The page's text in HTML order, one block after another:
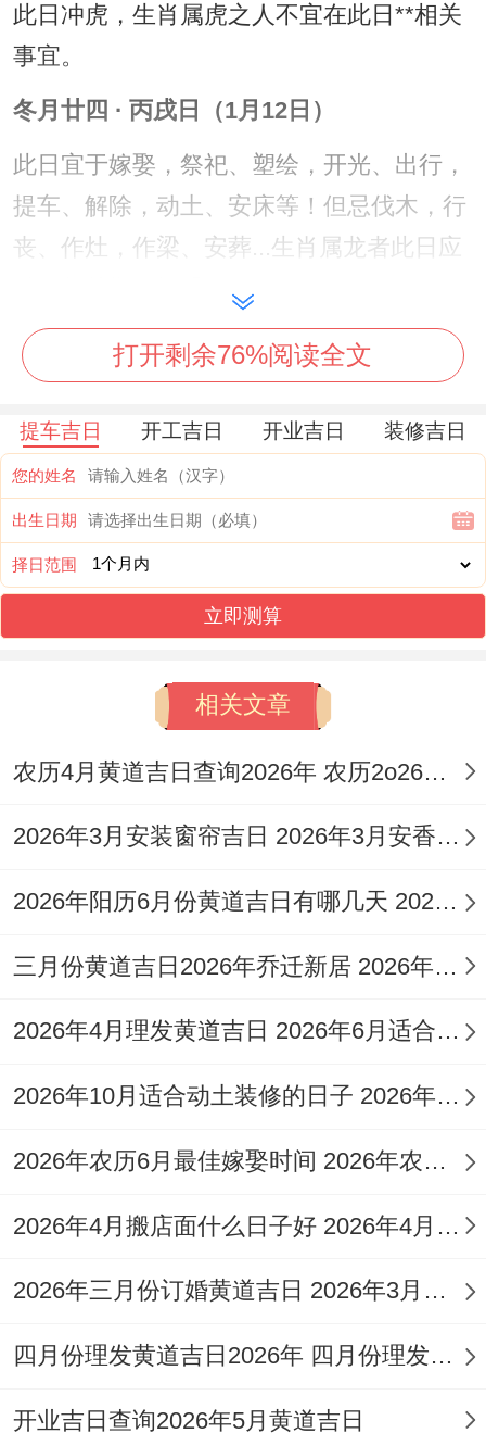
此日冲虎，生肖属虎之人不宜在此日**相关
事宜。
冬月廿四 · 丙戌日（1月12日）
此日宜于嫁娶，祭祀、塑绘，开光、出行，
提车、解除，动土、安床等！但忌伐木，行
丧、作灶，作梁、安葬...生肖属龙者此日应
避开相关举足轻重活动。
冬月廿九 · 辛卯日（1月17日）
启钻、安葬、修坟、开市、交易、立券、纳
财等！但忌掘井、祈福、谢土、动土、入
宅、上梁、修造、作灶！
生肖属鸡者此日需特别留意...
腊月初二 · 甲午日（1月20日）
此日吉神相助,宜于嫁娶，纳采、订盟，入
宅、移徙，安床、祭祀，祈福、开光，出
行、提车，解除、出火，拆卸等！但忌伐
腊月十一 · 癸卯日（1月29日）
此日有天德吉神照临。宜于出行，提车、起
基，安床、纳财，交易、立券，嫁娶、栽种
讼，作梁、作灶，开池、安门，动土、破
选择购车吉日时需综合考虑多种风水要素，
以期达到真正的趋吉避凶！
太岁同岁破 :2026年为丙午马年太岁位于正
方！在进行与车辆相关的举足轻重活动（如
打开剩余76%阅读全文
提车吉日 开工吉日 开业吉日 装修吉日
您的姓名
出生日期
择日范围
立即测算
相关文章
农历4月黄道吉日查询2026年 农历2o26年4月黄道吉日
2026年3月安装窗帘吉日 2026年3月安香火吉表
2026年阳历6月份黄道吉日有哪几天 2026年阳历6月是什么五行
三月份黄道吉日2026年乔迁新居 2026年3月份适合乔迁新居吗
2026年4月理发黄道吉日 2026年6月适合理发的黄道吉日有哪些
2026年10月适合动土装修的日子 2026年6月装修动土黄道吉日
2026年农历6月最佳嫁娶时间 2026年农历6月26结婚好不好
2026年4月搬店面什么日子好 2026年4月搬迁吉祥日
2026年三月份订婚黄道吉日 2026年3月哪天订婚好
四月份理发黄道吉日2026年 四月份理发黄道吉日查询
开业吉日查询2026年5月黄道吉日